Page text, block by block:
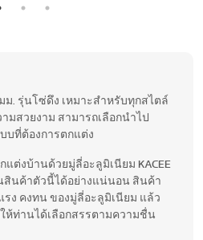
ม. รุ่นโซ่ดึง เหมาะสำหรับทุกสไตล์
มสวยงาม สามารถเลือกนำไป
บที่ต้องการตกแต่ง
ต่งบ้านด้วยมู่ลี่อะลูมิเนียม KACEE
สินค้าตัวนี้ได้อย่างแน่นอน สินค้า
ง คงทน ของมู่ลี่อะลูมิเนียม แล้ว
ให้ท่านได้เลือกสรรตามความชื่น